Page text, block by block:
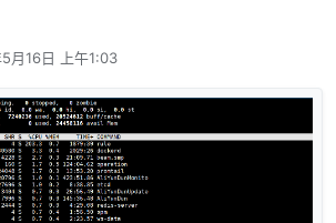
月16日 上午1:03